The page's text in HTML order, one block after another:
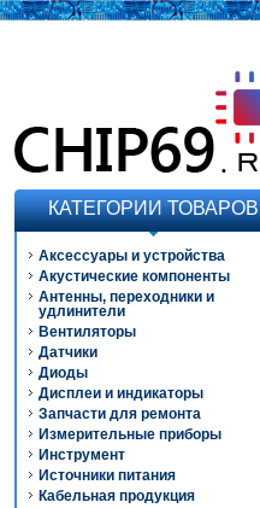
КАТЕГОРИИ ТОВАРОВ
Аксессуары и устройства
Акустические компоненты
Антенны, переходники и
удлинители
Вентиляторы
Датчики
Диоды
Дисплеи и индикаторы
Запчасти для ремонта
Измерительные приборы
Инструмент
Источники питания
Кабельная продукция